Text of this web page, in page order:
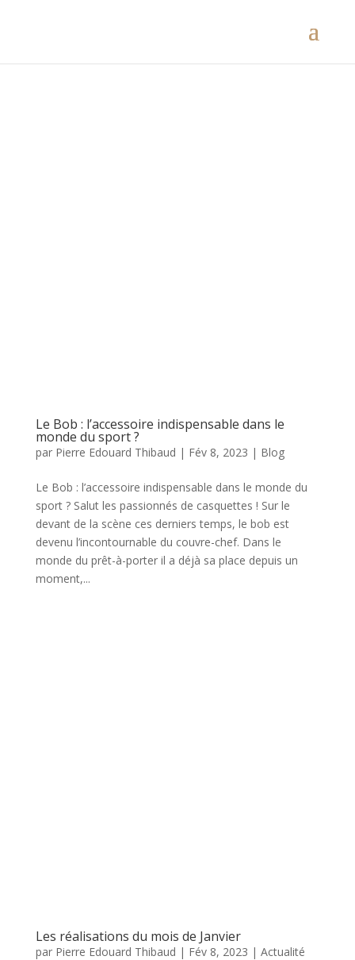
Le Bob : l’accessoire indispensable dans le
monde du sport ?
par Pierre Edouard Thibaud | Fév 8, 2023 | Blog
Le Bob : l’accessoire indispensable dans le monde du
sport ? Salut les passionnés de casquettes ! Sur le
devant de la scène ces derniers temps, le bob est
devenu l’incontournable du couvre-chef. Dans le
monde du prêt-à-porter il a déjà sa place depuis un
moment,...
Les réalisations du mois de Janvier
par Pierre Edouard Thibaud | Fév 8, 2023 | Actualité